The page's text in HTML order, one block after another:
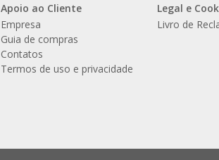
Apoio ao Cliente
Empresa
Guia de compras
Contatos
Termos de uso e privacidade
Legal e
Livro de